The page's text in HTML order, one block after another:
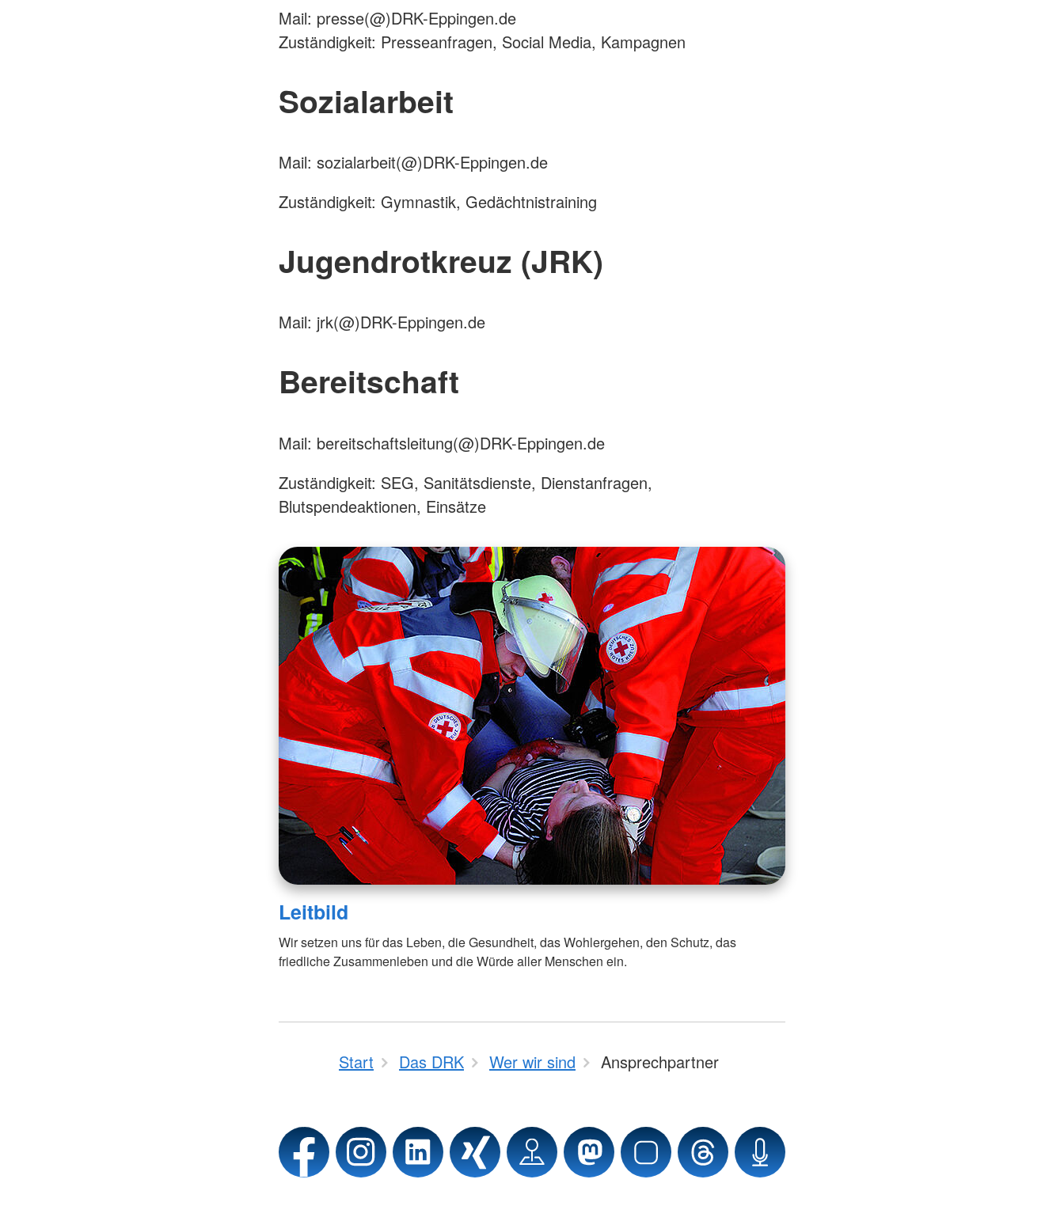
Mail: presse(@)DRK-Eppingen.de
Zuständigkeit: Presseanfragen, Social Media, Kampagnen
Sozialarbeit
Mail: sozialarbeit(@)DRK-Eppingen.de
Zuständigkeit: Gymnastik, Gedächtnistraining
Jugendrotkreuz (JRK)
Mail: jrk(@)DRK-Eppingen.de
Bereitschaft
Mail: bereitschaftsleitung(@)DRK-Eppingen.de
Zuständigkeit: SEG, Sanitätsdienste, Dienstanfragen,
Blutspendeaktionen, Einsätze
Leitbild
Wir setzen uns für das Leben, die Gesundheit, das Wohlergehen, den Schutz, das
friedliche Zusammenleben und die Würde aller Menschen ein.
Start Das DRK Wer wir sind Ansprechpartner